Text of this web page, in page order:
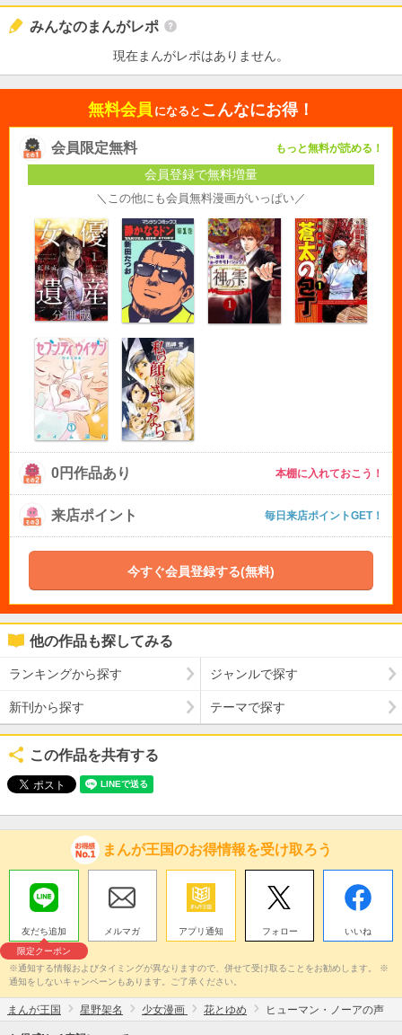
みんなのまんがレポ
現在まんがレポはありません。
無料会員 になると こんなにお得！
会員限定無料 もっと無料が読める！
会員登録で無料増量
＼この他にも会員無料漫画がいっぱい／
0円作品あり 本棚に入れておこう！
来店ポイント 毎日来店ポイントGET！
今すぐ会員登録する(無料)
他の作品も探してみる
ランキングから探す ジャンルで探す
新刊から探す テーマで探す
この作品を共有する
まんが王国のお得情報を受け取ろう
友だち追加
限定クーポン
メルマガ アプリ通知 フォロー いいね
※通知する情報およびタイミングが異なりますので、併せて受け取ることをお勧めします。 ※
通知をしないキャンペーンもあります。ご了承ください。
まんが王国 星野架名 少女漫画 花とゆめ ヒューマン・ノーアの声